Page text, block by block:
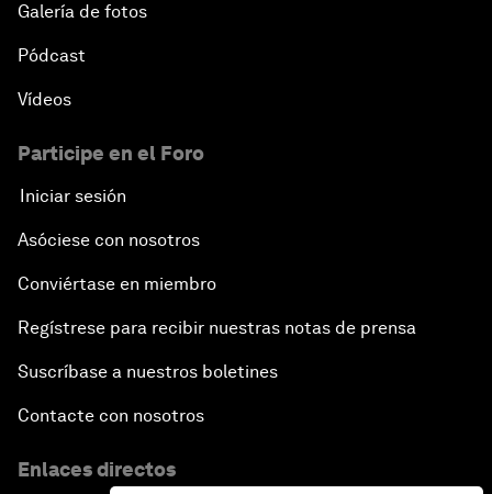
Galería de fotos
Pódcast
Vídeos
Participe en el Foro
Iniciar sesión
Asóciese con nosotros
Conviértase en miembro
Regístrese para recibir nuestras notas de prensa
Suscríbase a nuestros boletines
Contacte con nosotros
Enlaces directos